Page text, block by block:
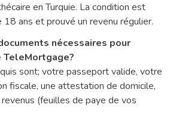
en Turquie. La condition est
18 ans et prouvé un revenu régulier.
nécessaires pour
sont; votre passeport valide, votre
fiscale, une attestation de domicile,
(feuilles de paye de vos